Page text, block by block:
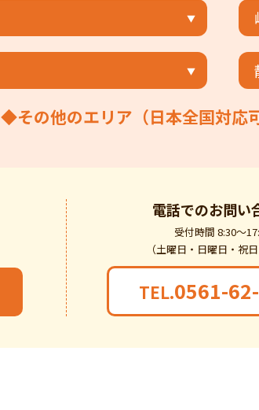
◆その他のエリア（日本全国対応
電話でのお問い
受付時間 8:30～
（土曜日・日曜日・祝日
TEL.0561-